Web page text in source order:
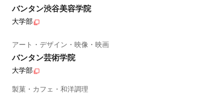
バンタン渋谷美容学院
大学部
アート・デザイン・映像・映画
バンタン芸術学院
大学部
製菓・カフェ・和洋調理